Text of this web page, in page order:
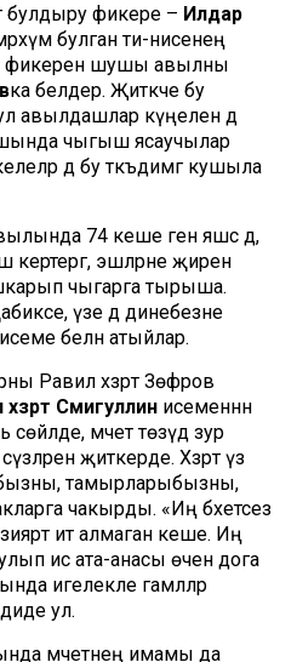
булдыру фикере – Илдар
булган әти-әнисенең
фикерен шушы авылны
ка белдерә. Җитәкче бу
авылдашлар күңеленә дә
чыгыш ясаучылар
дә бу тәкъдимгә кушыла
74 кеше генә яшәсә дә,
кертергә, эшләрне җиренә
чыгарга тырыша.
үзе дә динебезне
исеме белән атыйлар.
Равил хәзрәт Зөфәров
Сәмигуллин исеменнән
сөйләде, мәчет төзүдә зур
җиткерде. Хәзрәт үз
тамырларыбызны,
чакырды. «Иң бәхетсез
итә алмаган кеше. Иң
исә ата-анасы өчен дога
игелекле гамәлләр
ул.
мәчетнең имамы да